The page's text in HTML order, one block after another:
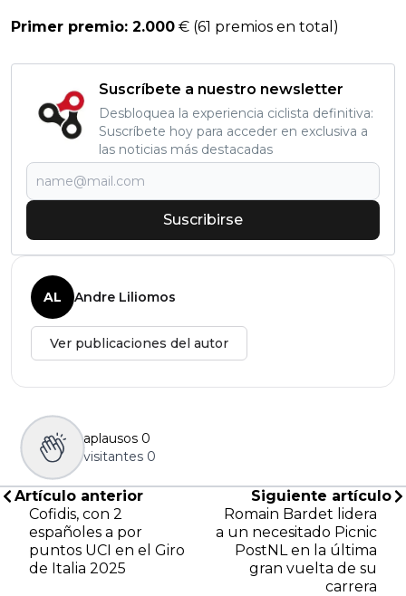
Primer premio: 2.000 € (61 premios en total)
Suscríbete a nuestro newsletter
Desbloquea la experiencia ciclista definitiva:
Suscríbete hoy para acceder en exclusiva a
las noticias más destacadas
Suscribirse
AL Andre Liliomos
Ver publicaciones del autor
aplausos 0
visitantes 0
Artículo anterior
Cofidis, con 2
españoles a por
puntos UCI en el Giro
de Italia 2025
Siguiente artículo
Romain Bardet lidera
a un necesitado Picnic
PostNL en la última
gran vuelta de su
carrera